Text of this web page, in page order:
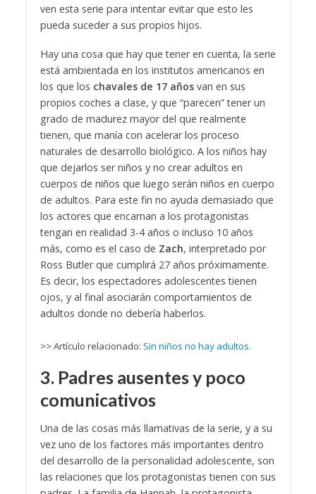
ven esta serie para intentar evitar que esto les
pueda suceder a sus propios hijos.
Hay una cosa que hay que tener en cuenta, la serie
está ambientada en los institutos americanos en
los que los chavales de 17 añosvan en sus
propios coches a clase, y que “parecen” tener un
grado de madurez mayor del que realmente
tienen, que manía con acelerar los proceso
naturales de desarrollo biológico. A los niños hay
que dejarlos ser niños y no crear adultos en
cuerpos de niños que luego serán niños en cuerpo
de adultos. Para este fin no ayuda demasiado que
los actores que encarnan a los protagonistas
tengan en realidad 3-4 años o incluso 10 años
más, como es el caso de Zach, interpretado por
Ross Butler que cumplirá 27 años próximamente.
Es decir, los espectadores adolescentes tienen
ojos, y al final asociarán comportamientos de
adultos donde no debería haberlos.
>> Artículo relacionado: Sin niños no hay adultos.
3. Padres ausentes y poco
comunicativos
Una de las cosas más llamativas de la serie, y a su
vez uno de los factores más importantes dentro
del desarrollo de la personalidad adolescente, son
las relaciones que los protagonistas tienen con sus